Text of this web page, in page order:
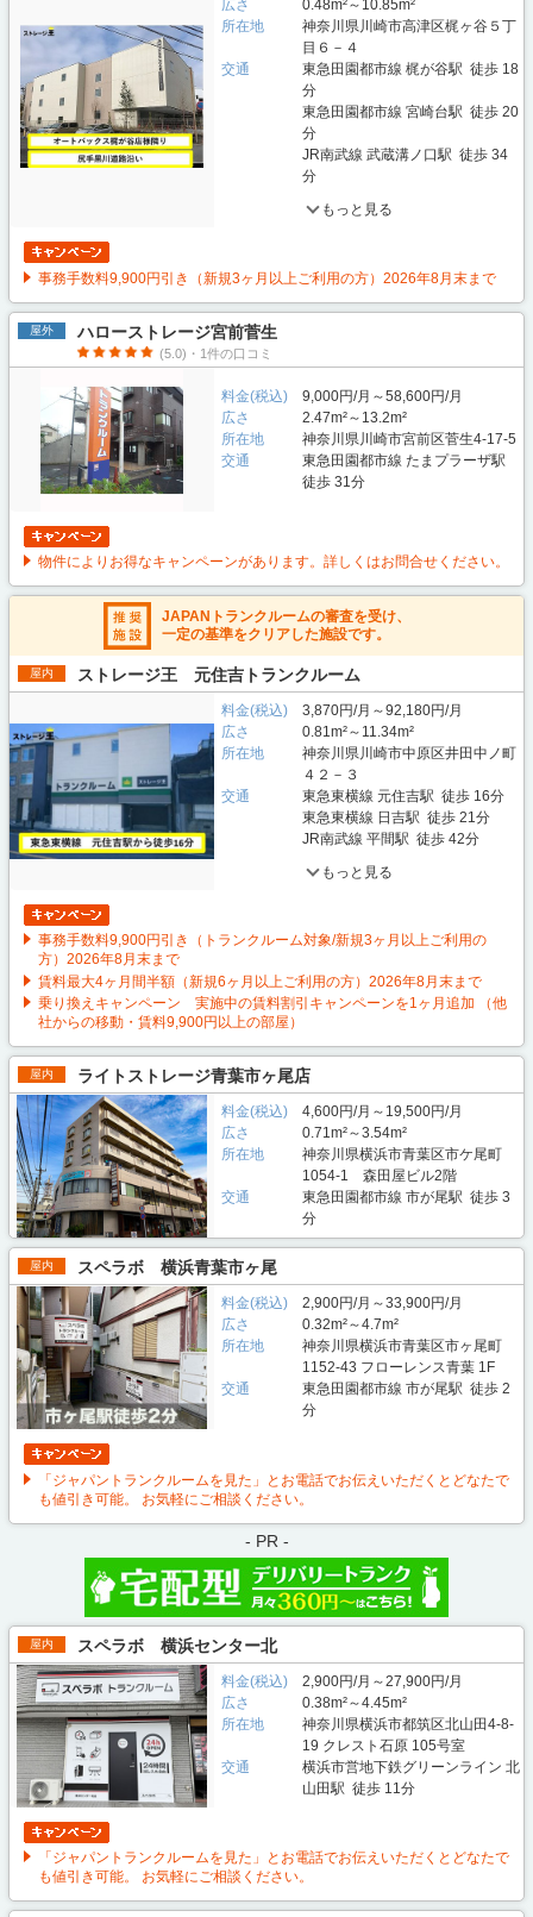
広さ
0.48m²～10.85m²
所在地
神奈川県川崎市高津区梶ヶ谷５丁
目６－４
交通
東急田園都市線 梶が谷駅 徒歩 18
分
東急田園都市線 宮崎台駅 徒歩 20
分
JR南武線 武蔵溝ノ口駅 徒歩 34
分
もっと見る
事務手数料9,900円引き（新規3ヶ月以上ご利用の方）2026年8月末まで
屋外 ハローストレージ宮前菅生
(5.0)・1件の口コミ
料金(税込)
9,000円/月～58,600円/月
広さ
2.47m²～13.2m²
所在地
神奈川県川崎市宮前区菅生4-17-5
交通
東急田園都市線 たまプラーザ駅
徒歩 31分
物件によりお得なキャンペーンがあります。詳しくはお問合せください。
JAPANトランクルームの審査を受け、
一定の基準をクリアした施設です。
屋内 ストレージ王 元住吉トランクルーム
料金(税込)
3,870円/月～92,180円/月
広さ
0.81m²～11.34m²
所在地
神奈川県川崎市中原区井田中ノ町
４２－３
交通
東急東横線 元住吉駅 徒歩 16分
東急東横線 日吉駅 徒歩 21分
JR南武線 平間駅 徒歩 42分
もっと見る
事務手数料9,900円引き（トランクルーム対象/新規3ヶ月以上ご利用の
方）2026年8月末まで
賃料最大4ヶ月間半額（新規6ヶ月以上ご利用の方）2026年8月末まで
乗り換えキャンペーン 実施中の賃料割引キャンペーンを1ヶ月追加 （他
社からの移動・賃料9,900円以上の部屋）
屋内 ライトストレージ青葉市ヶ尾店
料金(税込)
4,600円/月～19,500円/月
広さ
0.71m²～3.54m²
所在地
神奈川県横浜市青葉区市ケ尾町
1054-1 森田屋ビル2階
交通
東急田園都市線 市が尾駅 徒歩 3
分
屋内 スペラボ 横浜青葉市ヶ尾
料金(税込)
2,900円/月～33,900円/月
広さ
0.32m²～4.7m²
所在地
神奈川県横浜市青葉区市ヶ尾町
1152-43 フローレンス青葉 1F
交通
東急田園都市線 市が尾駅 徒歩 2
分
「ジャパントランクルームを見た」とお電話でお伝えいただくとどなたで
も値引き可能。 お気軽にご相談ください。
- PR -
屋内 スペラボ 横浜センター北
料金(税込)
2,900円/月～27,900円/月
広さ
0.38m²～4.45m²
所在地
神奈川県横浜市都筑区北山田4-8-
19 クレスト石原 105号室
交通
横浜市営地下鉄グリーンライン 北
山田駅 徒歩 11分
「ジャパントランクルームを見た」とお電話でお伝えいただくとどなたで
も値引き可能。 お気軽にご相談ください。